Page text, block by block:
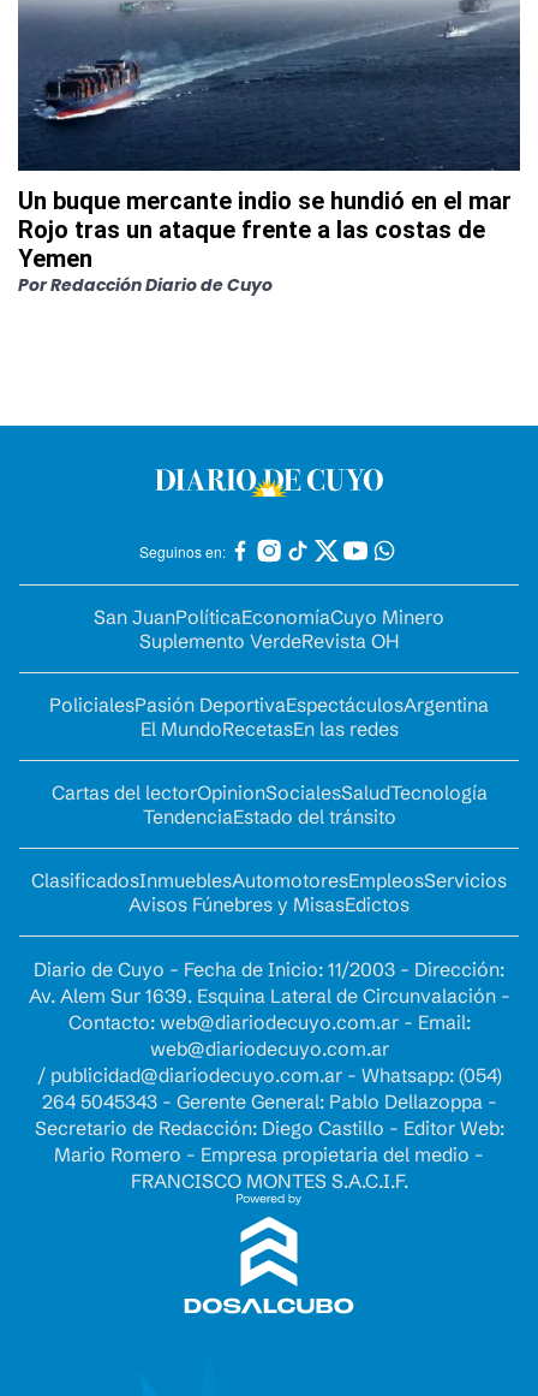
Un buque mercante indio se hundió en el mar
Rojo tras un ataque frente a las costas de
Yemen
PorRedacción Diario de Cuyo
Seguinos en:
San JuanPolíticaEconomíaCuyo Minero
Suplemento VerdeRevista OH
PolicialesPasión DeportivaEspectáculosArgentina
El MundoRecetasEn las redes
Cartas del lectorOpinionSocialesSaludTecnología
TendenciaEstado del tránsito
ClasificadosInmueblesAutomotoresEmpleosServicios
Avisos Fúnebres y MisasEdictos
Diario de Cuyo - Fecha de Inicio: 11/2003 - Dirección:
Av. Alem Sur 1639. Esquina Lateral de Circunvalación -
Contacto: web@diariodecuyo.com.ar- Email:
web@diariodecuyo.com.ar
/ publicidad@diariodecuyo.com.ar- Whatsapp: (054)
264 5045343 - Gerente General: Pablo Dellazoppa -
Secretario de Redacción: Diego Castillo - Editor Web:
Mario Romero - Empresa propietaria del medio -
FRANCISCO MONTES S.A.C.I.F.